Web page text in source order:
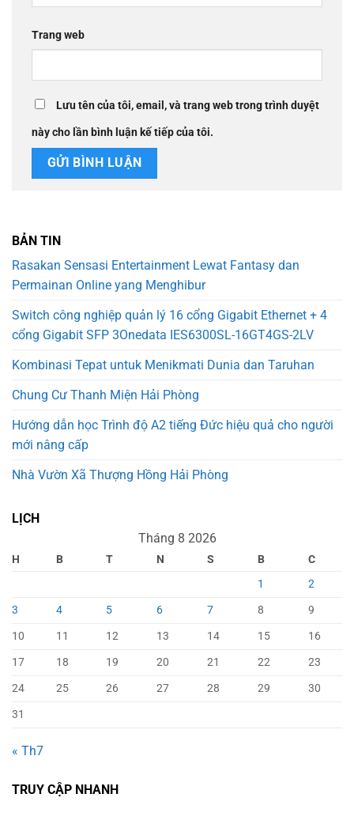
Trang web
Lưu tên của tôi, email, và trang web trong trình duyệt
này cho lần bình luận kế tiếp của tôi.
BẢN TIN
Rasakan Sensasi Entertainment Lewat Fantasy dan
Permainan Online yang Menghibur
Switch công nghiệp quản lý 16 cổng Gigabit Ethernet + 4
cổng Gigabit SFP 3Onedata IES6300SL-16GT4GS-2LV
Kombinasi Tepat untuk Menikmati Dunia dan Taruhan
Chung Cư Thanh Miện Hải Phòng
Hướng dẫn học Trình độ A2 tiếng Đức hiệu quả cho người
mới nâng cấp
Nhà Vườn Xã Thượng Hồng Hải Phòng
LỊCH
Tháng 8 2026
H B T N S B
C
1
2
3
4 5 6 7 8
9
10
11 12 13 14 15
16
17
18 19 20 21 22
23
24
25 26 27 28 29
30
31
« Th7
TRUY CẬP NHANH